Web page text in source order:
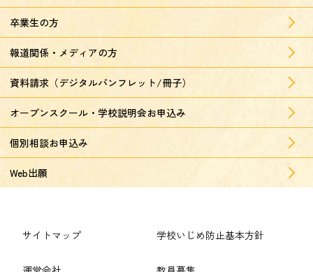
卒業生の方
報道関係・メディアの方
資料請求（デジタルパンフレット/冊子）
オープンスクール・学校説明会お申込み
個別相談お申込み
Web出願
サイトマップ 学校いじめ防止基本方針